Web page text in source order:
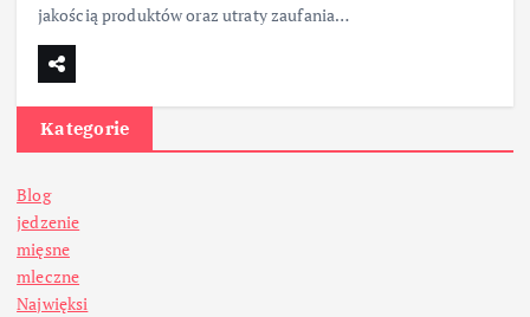
jakością produktów oraz utraty zaufania…
Kategorie
Blog
jedzenie
mięsne
mleczne
Najwięksi